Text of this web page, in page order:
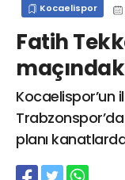
Kocaelispor
Fatih
Kocaelispor’un
planı